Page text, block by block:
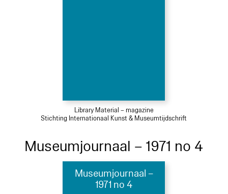
Library Material – magazine
Stichting Internationaal Kunst & Museumtijdschrift
Museumjournaal – 1971 no 4
Museumjournaal –
1971 no 4